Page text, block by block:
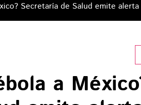
Secretaría de Salud emite
a